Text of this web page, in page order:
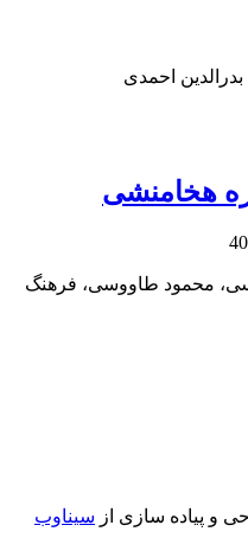
احمدی
هخامنشی
محمود طاووسی، فرهنگ
و پیاده سازی از سیناوب